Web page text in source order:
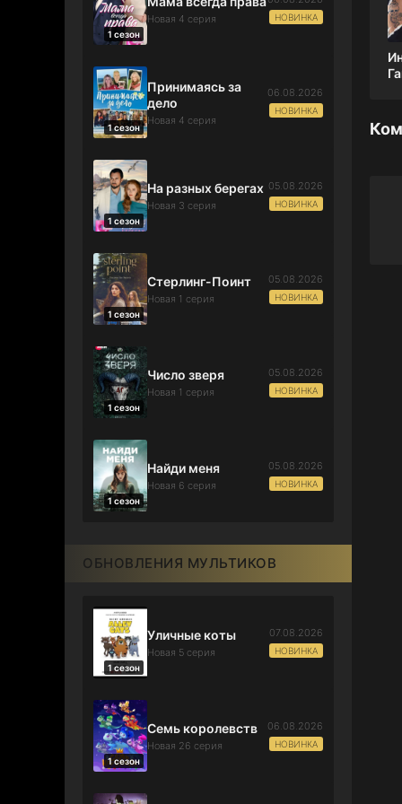
1 сезон
Новая 4 серия НОВИНКА
1 сезон
Принимаясь за
дело
Новая 4 серия
06.08.2026
НОВИНКА
1 сезон
На разных берегах
Новая 3 серия
05.08.2026
НОВИНКА
1 сезон
Стерлинг-Поинт
Новая 1 серия
05.08.2026
НОВИНКА
1 сезон
Число зверя
Новая 1 серия
05.08.2026
НОВИНКА
1 сезон
Найди меня
Новая 6 серия
05.08.2026
НОВИНКА
ОБНОВЛЕНИЯ МУЛЬТИКОВ
1 сезон
Уличные коты
Новая 5 серия
07.08.2026
НОВИНКА
1 сезон
Семь королевств
Новая 26 серия
06.08.2026
НОВИНКА